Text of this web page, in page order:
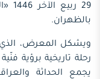
بالظهران.
ويشكل المعرض، الذي
رحلة تاريخية برؤية
يجمع الحداثة